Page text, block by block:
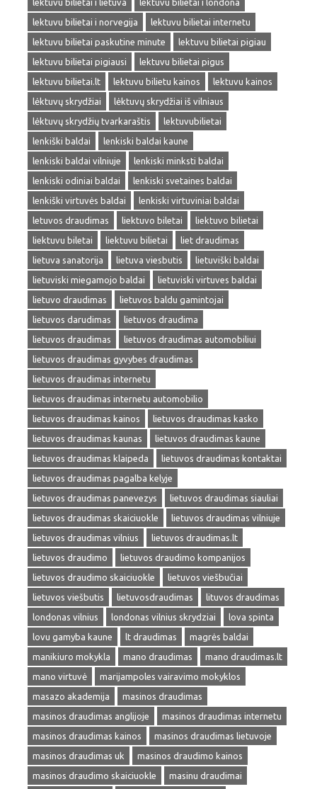
lektuvu bilietai i lietuva
lektuvu bilietai i londona
lektuvu bilietai i norvegija
lektuvu bilietai internetu
lektuvu bilietai paskutine minute
lektuvu bilietai pigiau
lektuvu bilietai pigiausi
lektuvu bilietai pigus
lektuvu bilietai.lt
lektuvu bilietu kainos
lektuvu kainos
lėktuvų skrydžiai
lėktuvų skrydžiai iš vilniaus
lėktuvų skrydžių tvarkaraštis
lektuvubilietai
lenkiški baldai
lenkiski baldai kaune
lenkiski baldai vilniuje
lenkiski minksti baldai
lenkiski odiniai baldai
lenkiski svetaines baldai
lenkiški virtuvės baldai
lenkiski virtuviniai baldai
letuvos draudimas
liektuvo biletai
liektuvo bilietai
liektuvu biletai
liektuvu bilietai
liet draudimas
lietuva sanatorija
lietuva viesbutis
lietuviški baldai
lietuviski miegamojo baldai
lietuviski virtuves baldai
lietuvo draudimas
lietuvos baldu gamintojai
lietuvos darudimas
lietuvos draudima
lietuvos draudimas
lietuvos draudimas automobiliui
lietuvos draudimas gyvybes draudimas
lietuvos draudimas internetu
lietuvos draudimas internetu automobilio
lietuvos draudimas kainos
lietuvos draudimas kasko
lietuvos draudimas kaunas
lietuvos draudimas kaune
lietuvos draudimas klaipeda
lietuvos draudimas kontaktai
lietuvos draudimas pagalba kelyje
lietuvos draudimas panevezys
lietuvos draudimas siauliai
lietuvos draudimas skaiciuokle
lietuvos draudimas vilniuje
lietuvos draudimas vilnius
lietuvos draudimas.lt
lietuvos draudimo
lietuvos draudimo kompanijos
lietuvos draudimo skaiciuokle
lietuvos viešbučiai
lietuvos viešbutis
lietuvosdraudimas
lituvos draudimas
londonas vilnius
londonas vilnius skrydziai
lova spinta
lovu gamyba kaune
lt draudimas
magrės baldai
manikiuro mokykla
mano draudimas
mano draudimas.lt
mano virtuvė
marijampoles vairavimo mokyklos
masazo akademija
masinos draudimas
masinos draudimas anglijoje
masinos draudimas internetu
masinos draudimas kainos
masinos draudimas lietuvoje
masinos draudimas uk
masinos draudimo kainos
masinos draudimo skaiciuokle
masinu draudimai